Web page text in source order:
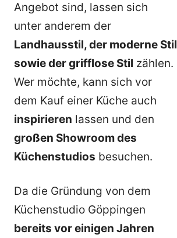
Angebot sind, lassen sich
unter anderem der
Landhausstil, der moderne Stil
sowie der grifflose Stil zählen.
Wer möchte, kann sich vor
dem Kauf einer Küche auch
inspirieren lassen und den
großen Showroom des
Küchenstudios besuchen.
Da die Gründung von dem
Küchenstudio Göppingen
bereits vor einigen Jahren